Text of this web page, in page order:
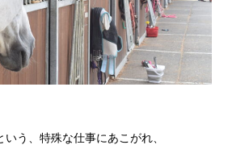
いう、特殊な仕事にあこがれ、